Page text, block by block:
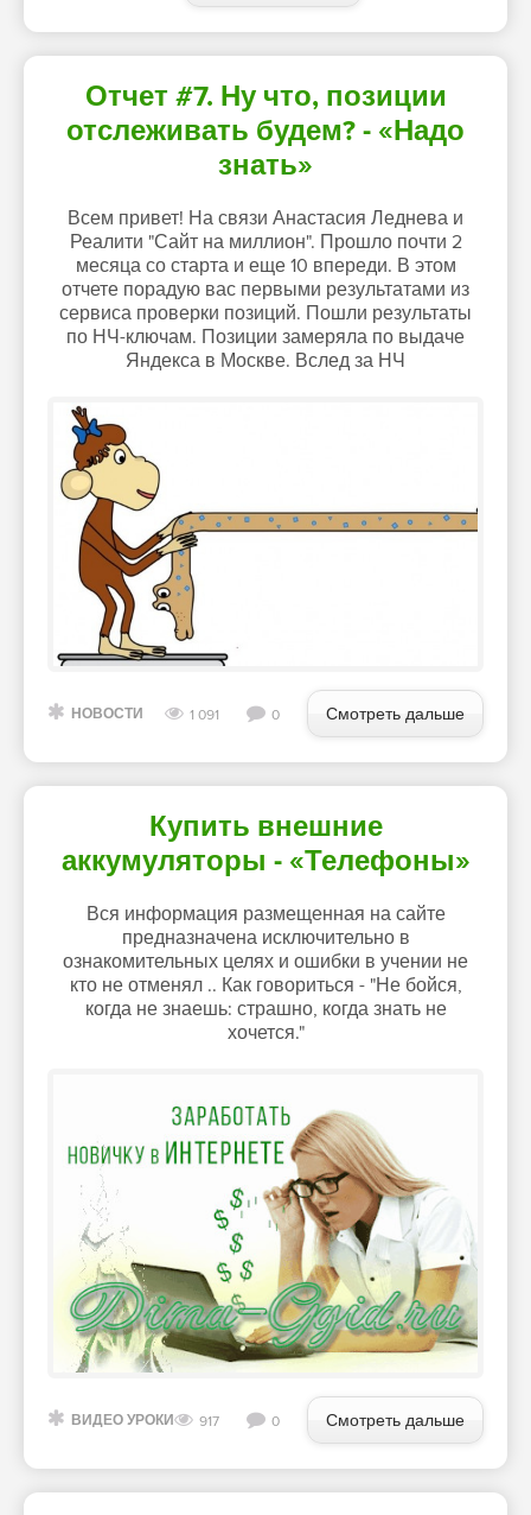
Отчет #7. Ну что, позиции
отслеживать будем? - «Надо
знать»
Всем привет! На связи Анастасия Леднева и
Реалити "Сайт на миллион". Прошло почти 2
месяца со старта и еще 10 впереди. В этом
отчете порадую вас первыми результатами из
сервиса проверки позиций. Пошли результаты
по НЧ-ключам. Позиции замеряла по выдаче
Яндекса в Москве. Вслед за НЧ
НОВОСТИ 1 091 0 Смотреть дальше
Купить внешние
аккумуляторы - «Телефоны»
Вся информация размещенная на сайте
предназначена исключительно в
ознакомительных целях и ошибки в учении не
кто не отменял .. Как говориться - "Не бойся,
когда не знаешь: страшно, когда знать не
хочется."
ВИДЕО УРОКИ 917 0 Смотреть дальше